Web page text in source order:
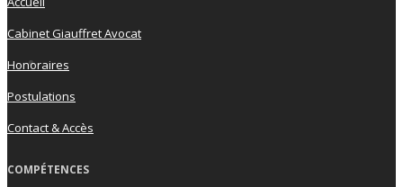
Search
Cabinet Giauffret Avocat
Honoraires
Postulations
Contact & Accès
COMPÉTENCES